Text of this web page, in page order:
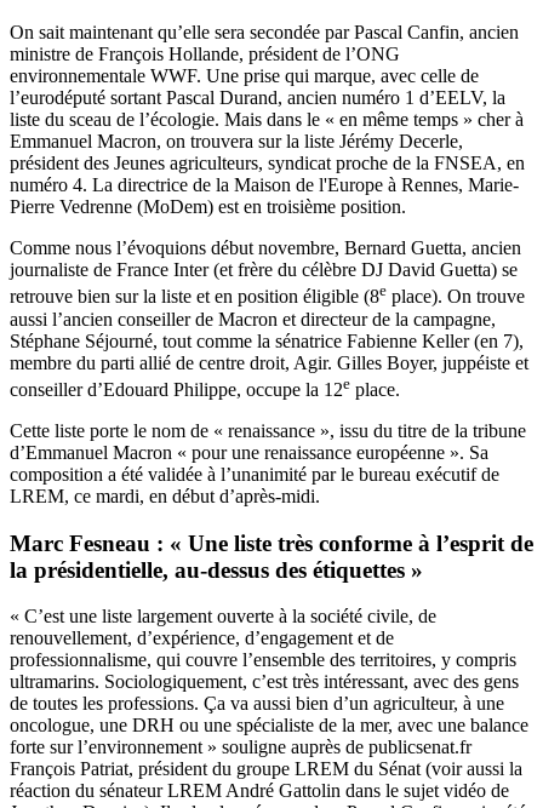
On sait maintenant qu’elle sera secondée par Pascal Canfin, ancien
ministre de François Hollande, président de l’ONG
environnementale WWF. Une prise qui marque, avec celle de
l’eurodéputé sortant Pascal Durand, ancien numéro 1 d’EELV, la
liste du sceau de l’écologie. Mais dans le « en même temps » cher à
Emmanuel Macron, on trouvera sur la liste Jérémy Decerle,
président des Jeunes agriculteurs, syndicat proche de la FNSEA, en
numéro 4. La directrice de la Maison de l'Europe à Rennes, Marie-
Pierre Vedrenne (MoDem) est en troisième position.
Comme nous l’évoquions début novembre, Bernard Guetta, ancien
journaliste de France Inter (et frère du célèbre DJ David Guetta) se
retrouve bien sur la liste et en position éligible (8e place). On trouve
aussi l’ancien conseiller de Macron et directeur de la campagne,
Stéphane Séjourné, tout comme la sénatrice Fabienne Keller (en 7),
membre du parti allié de centre droit, Agir. Gilles Boyer, juppéiste et
conseiller d’Edouard Philippe, occupe la 12e place.
Cette liste porte le nom de « renaissance », issu du titre de la tribune
d’Emmanuel Macron « pour une renaissance européenne ». Sa
composition a été validée à l’unanimité par le bureau exécutif de
LREM, ce mardi, en début d’après-midi.
Marc Fesneau : « Une liste très conforme à l’esprit de
la présidentielle, au-dessus des étiquettes »
« C’est une liste largement ouverte à la société civile, de
renouvellement, d’expérience, d’engagement et de
professionnalisme, qui couvre l’ensemble des territoires, y compris
ultramarins. Sociologiquement, c’est très intéressant, avec des gens
de toutes les professions. Ça va aussi bien d’un agriculteur, à une
oncologue, une DRH ou une spécialiste de la mer, avec une balance
forte sur l’environnement » souligne auprès de publicsenat.fr
François Patriat, président du groupe LREM du Sénat (voir aussi la
réaction du sénateur LREM André Gattolin dans le sujet vidéo de